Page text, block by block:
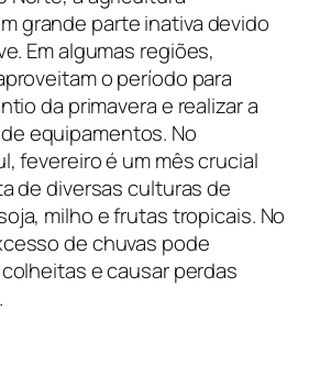
grande parte inativa devido
Em algumas regiões,
o período para
da primavera e realizar a
equipamentos. No
fevereiro é um mês crucial
de diversas culturas de
milho e frutas tropicais. No
de chuvas pode
e causar perdas